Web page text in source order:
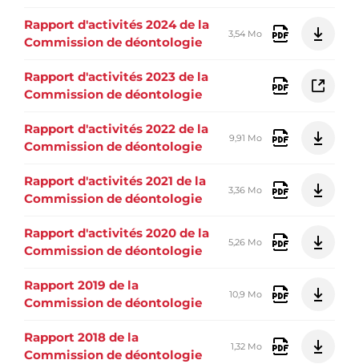
Rapport d'activités 2024 de la
Commission de déontologie
3,54 Mo
Rapport d'activités 2023 de la
Commission de déontologie
Rapport d'activités 2022 de la
Commission de déontologie
9,91 Mo
Rapport d'activités 2021 de la
Commission de déontologie
3,36 Mo
Rapport d'activités 2020 de la
Commission de déontologie
5,26 Mo
Rapport 2019 de la
Commission de déontologie
10,9 Mo
Rapport 2018 de la
Commission de déontologie
1,32 Mo